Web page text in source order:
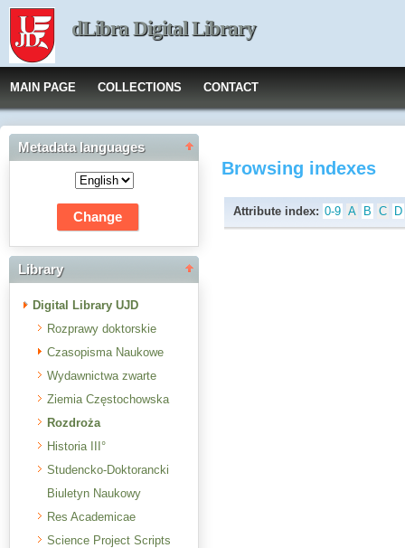
dLibra Digital Library
MAIN PAGE COLLECTIONS CONTACT
Metadata languages
Library
Digital Library UJD
Rozprawy doktorskie
Czasopisma Naukowe
Wydawnictwa zwarte
Ziemia Częstochowska
Rozdroża
Historia III°
Studencko-Doktorancki
Biuletyn Naukowy
Res Academicae
Science Project Scripts
Browsing indexes
Attribute index: 0-9 A B C D